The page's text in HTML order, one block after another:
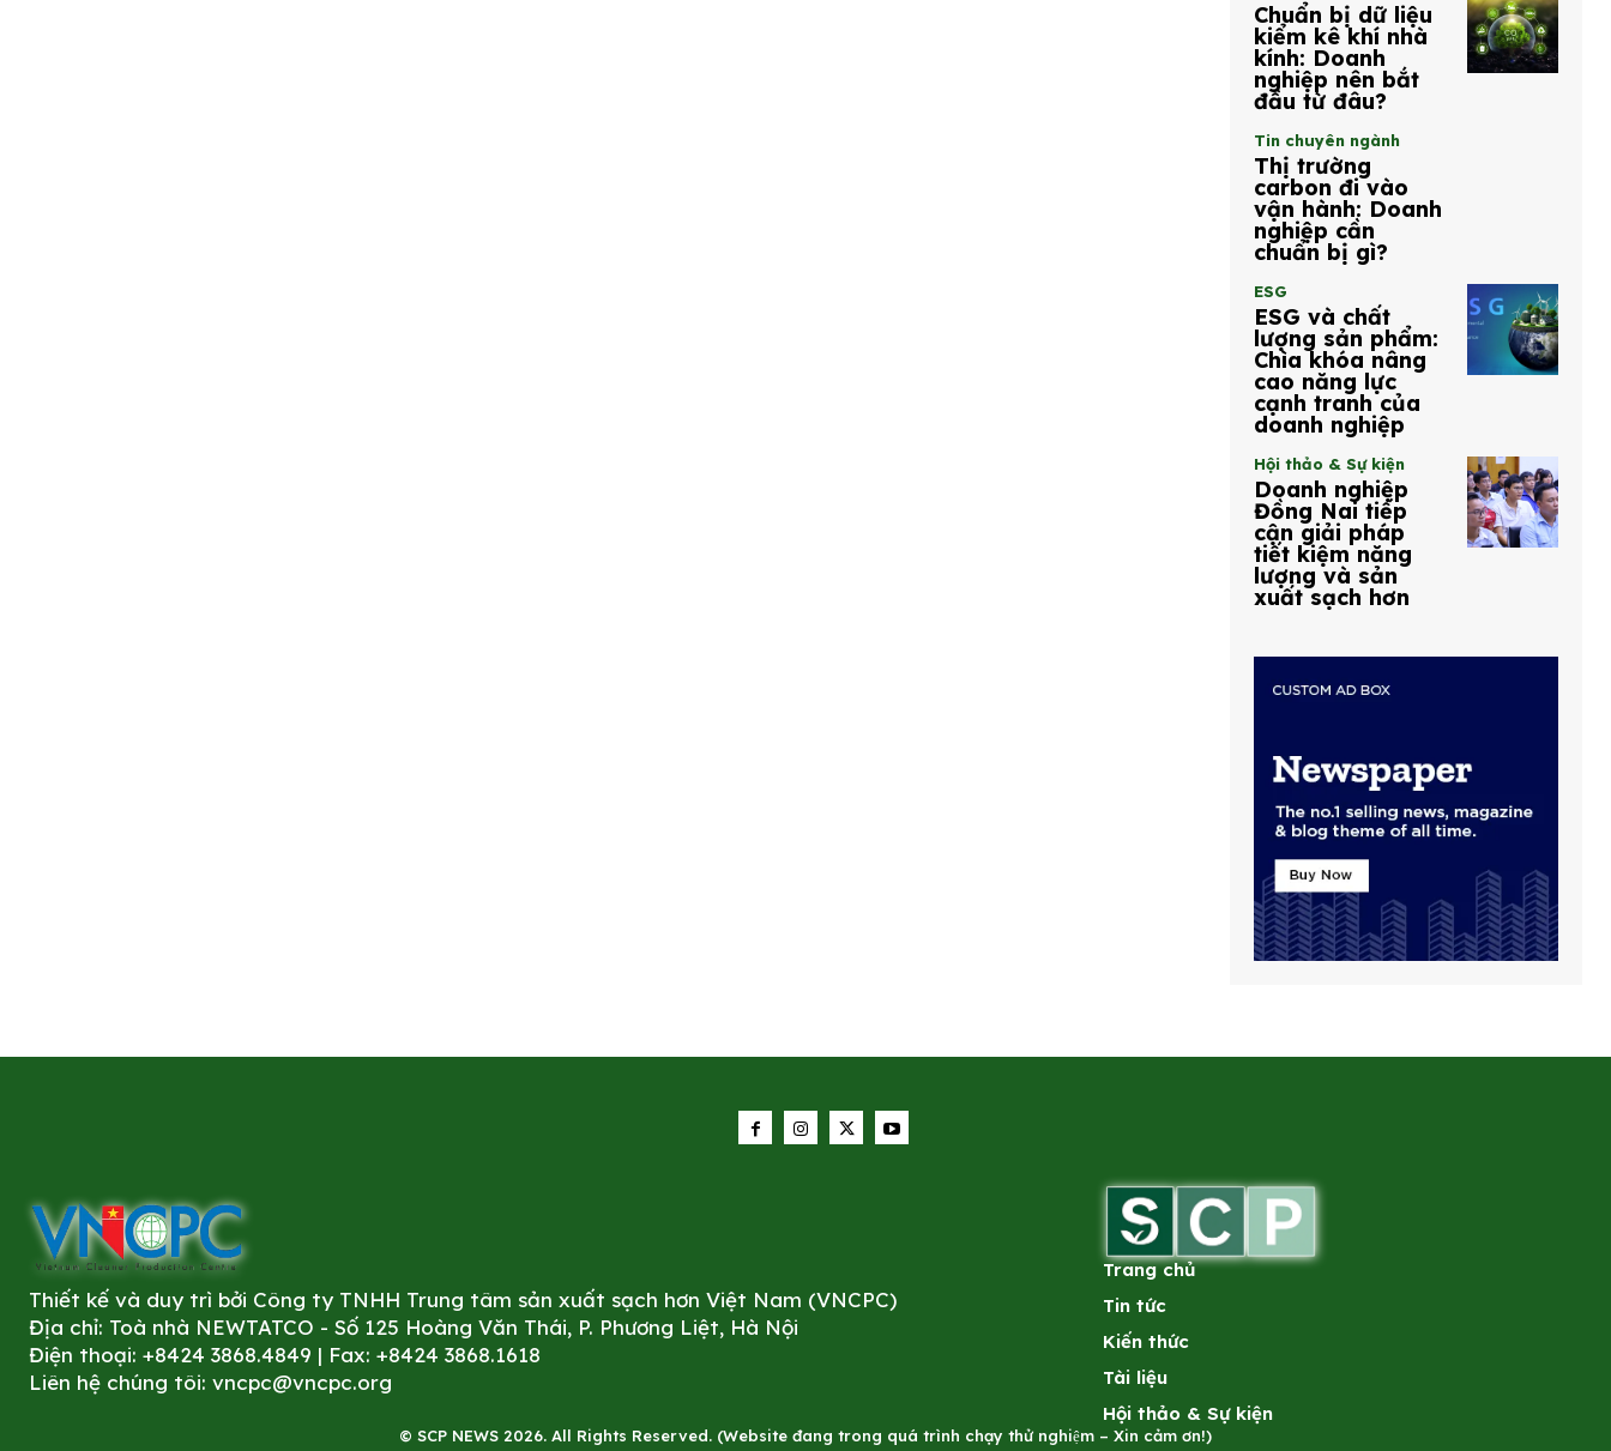
Chuẩn bị dữ liệu
kiểm kê khí nhà
kính: Doanh
nghiệp nên bắt
đầu từ đâu?
Tin chuyên ngành
Thị trường
carbon đi vào
vận hành: Doanh
nghiệp cần
chuẩn bị gì?
ESG
ESG và chất
lượng sản phẩm:
Chìa khóa nâng
cao năng lực
cạnh tranh của
doanh nghiệp
Hội thảo & Sự kiện
Doanh nghiệp
Đồng Nai tiếp
cận giải pháp
tiết kiệm năng
lượng và sản
xuất sạch hơn
Thiết kế và duy trì bởi Công ty TNHH Trung tâm sản xuất sạch hơn Việt Nam (VNCPC)
Địa chỉ: Toà nhà NEWTATCO - Số 125 Hoàng Văn Thái, P. Phương Liệt, Hà Nội
Điện thoại: +8424 3868.4849 | Fax: +8424 3868.1618
Liên hệ chúng tôi: vncpc@vncpc.org
Trang chủ
Tin tức
Kiến thức
Tài liệu
Hội thảo & Sự kiện
© SCP NEWS 2026. All Rights Reserved. (Website đang trong quá trình chạy thử nghiệm – Xin cảm ơn!)